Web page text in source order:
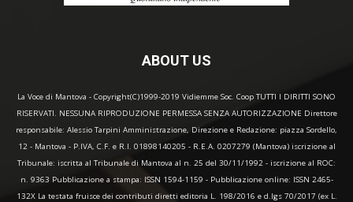
ABOUT US
La Voce di Mantova - Copyright(C)1999-2019 Vidiemme Soc. Coop TUTTI I DIRITTI SONO
RISERVATI. NESSUNA RIPRODUZIONE PERMESSA SENZA AUTORIZZAZIONE Direttore
responsabile: Alessio Tarpini Amministrazione, Direzione e Redazione: piazza Sordello,
12 - Mantova - P.IVA, C.F. e R.I. 01898140205 - R.E.A. 0207279 (Mantova) iscrizione al
Tribunale: iscritta al Tribunale di Mantova al n. 25 del 30/11/1992 - iscrizione al ROC:
n. 9363 Pubblicazione a stampa: ISSN 1594-1159 - Pubblicazione online: ISSN 2465-
132X La testata fruisce dei contributi diretti editoria L. 198/2016 e d.lgs 70/2017 (ex L.